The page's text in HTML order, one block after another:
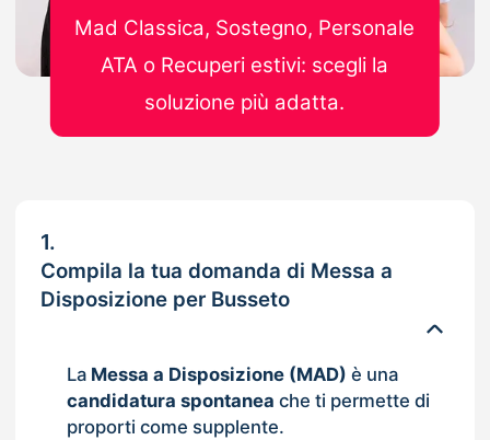
1.
Compila la tua domanda di Messa a
Disposizione per Busseto
La Messa a Disposizione (MAD) è una
candidatura spontanea che ti permette di
proporti come supplente.
Mad Classica, Sostegno, Personale
ATA o Recuperi estivi: scegli la
soluzione più adatta.